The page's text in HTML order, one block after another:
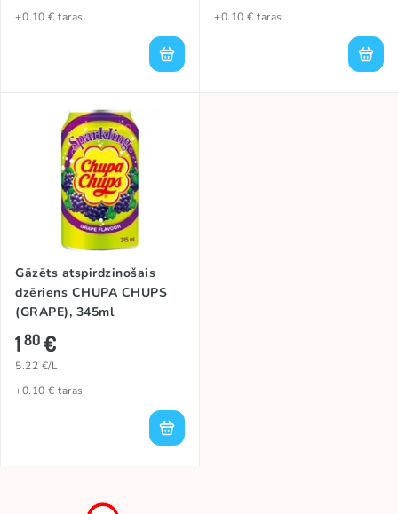
+0.10 € taras
+0.10 € taras
Gāzēts atspirdzinošais
dzēriens CHUPA CHUPS
(GRAPE), 345ml
180€
5.22 €/L
+0.10 € taras